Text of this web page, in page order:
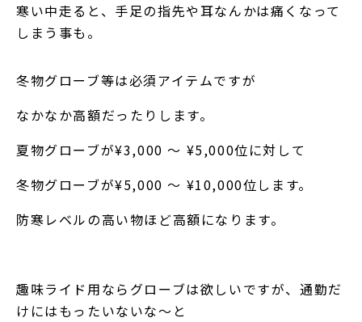
寒い中走ると、手足の指先や耳なんかは痛くなって
しまう事も。
冬物グローブ等は必須アイテムですが
なかなか高額だったりします。
夏物グローブが¥3,000 ～ ¥5,000位に対して
冬物グローブが¥5,000 ～ ¥10,000位します。
防寒レベルの高い物ほど高額になります。
趣味ライド用ならグローブは欲しいですが、通勤だ
けにはもったいないな～と